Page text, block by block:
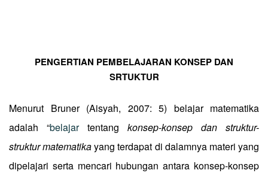
PENGERTIAN PEMBELAJARAN KONSEP DAN
SRTUKTUR
Menurut Bruner (Aisyah, 2007: 5) belajar matematika
adalah “belajartentang konsep-konsep dan struktur-
struktur matematikayang terdapat di dalamnya materi yang
dipelajari serta mencari hubungan antara konsep-konsep